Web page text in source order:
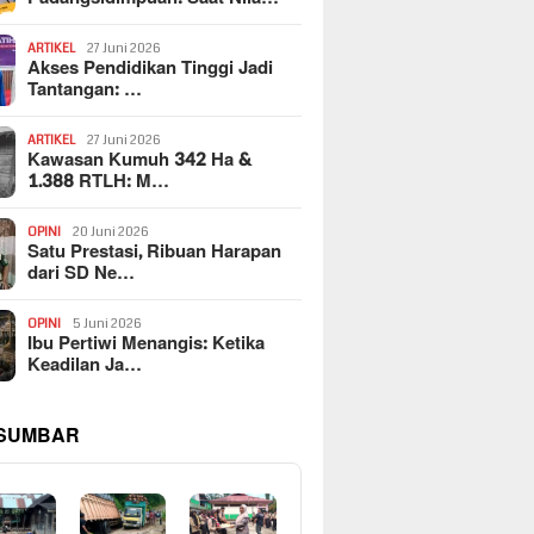
ARTIKEL 27 Juni 2026
Akses Pendidikan Tinggi Jadi
Tantangan: …
ARTIKEL 27 Juni 2026
Kawasan Kumuh 342 Ha &
1.388 RTLH: M…
OPINI 20 Juni 2026
Satu Prestasi, Ribuan Harapan
dari SD Ne…
OPINI 5 Juni 2026
Ibu Pertiwi Menangis: Ketika
Keadilan Ja…